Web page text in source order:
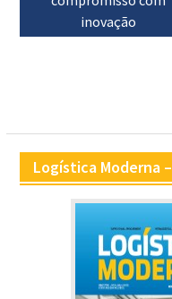
artigos inovação
Logística Moderna